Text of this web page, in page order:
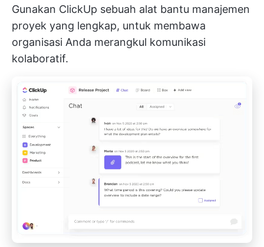
Gunakan ClickUp sebuah alat bantu manajemen
proyek yang lengkap, untuk membawa
organisasi Anda merangkul komunikasi
kolaboratif.